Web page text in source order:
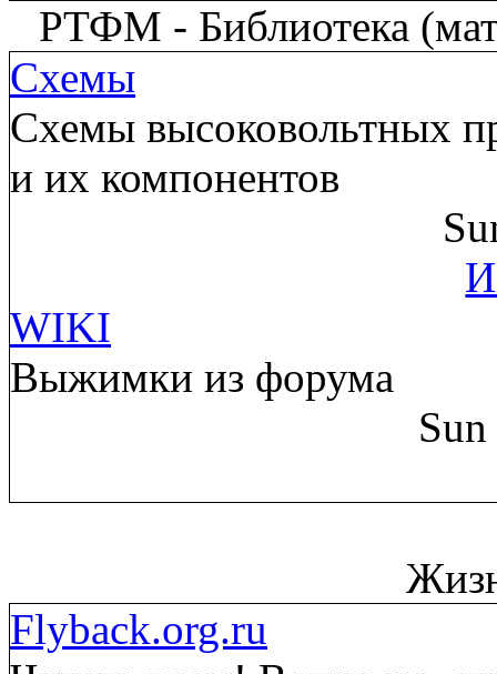
РТФМ - Библиотека
Схемы
Схемы высоковольтных
и их компонентов
WIKI
Выжимки из форума
Flyback.org.ru